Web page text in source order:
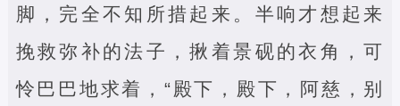
脚，完全不知所措起来。半响才想起来
挽救弥补的法子，揪着景砚的衣角，可
怜巴巴地求着，“殿下，殿下，阿慈，别